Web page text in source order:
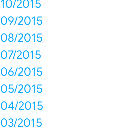
10/2015
09/2015
08/2015
07/2015
06/2015
05/2015
04/2015
03/2015